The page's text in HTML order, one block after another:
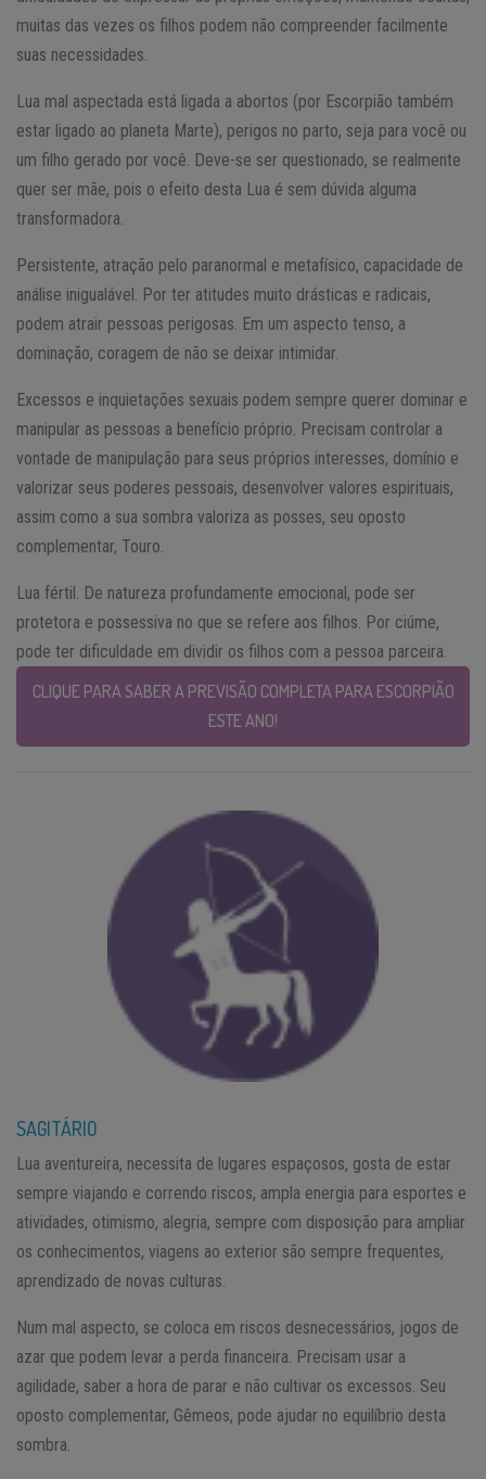
muitas das vezes os filhos podem não compreender facilmente
suas necessidades.
Lua mal aspectada está ligada a abortos (por Escorpião também
estar ligado ao planeta Marte), perigos no parto, seja para você ou
um filho gerado por você. Deve-se ser questionado, se realmente
quer ser mãe, pois o efeito desta Lua é sem dúvida alguma
transformadora.
Persistente, atração pelo paranormal e metafísico, capacidade de
análise inigualável. Por ter atitudes muito drásticas e radicais,
podem atrair pessoas perigosas. Em um aspecto tenso, a
dominação, coragem de não se deixar intimidar.
Excessos e inquietações sexuais podem sempre querer dominar e
manipular as pessoas a benefício próprio. Precisam controlar a
vontade de manipulação para seus próprios interesses, domínio e
valorizar seus poderes pessoais, desenvolver valores espirituais,
assim como a sua sombra valoriza as posses, seu oposto
complementar, Touro.
Lua fértil. De natureza profundamente emocional, pode ser
protetora e possessiva no que se refere aos filhos. Por ciúme,
pode ter dificuldade em dividir os filhos com a pessoa parceira.
CLIQUE PARA SABER A PREVISÃO COMPLETA PARA ESCORPIÃO
ESTE ANO!
SAGITÁRIO
Lua aventureira, necessita de lugares espaçosos, gosta de estar
sempre viajando e correndo riscos, ampla energia para esportes e
atividades, otimismo, alegria, sempre com disposição para ampliar
os conhecimentos, viagens ao exterior são sempre frequentes,
aprendizado de novas culturas.
Num mal aspecto, se coloca em riscos desnecessários, jogos de
azar que podem levar a perda financeira. Precisam usar a
agilidade, saber a hora de parar e não cultivar os excessos. Seu
oposto complementar, Gêmeos, pode ajudar no equilíbrio desta
sombra.